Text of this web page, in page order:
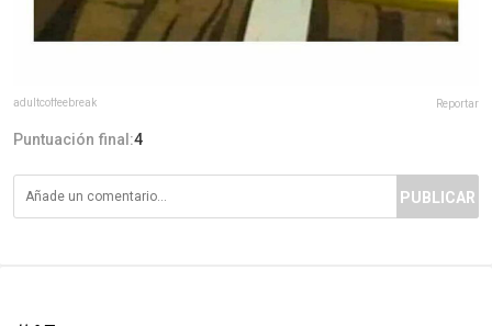
adultcoffeebreak Reportar
Puntuación final:4
PUBLICAR